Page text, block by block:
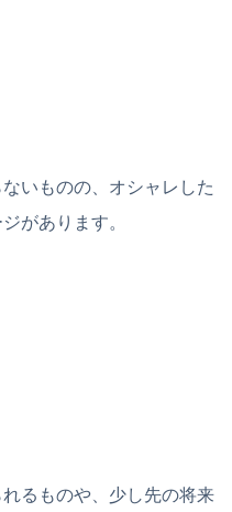
いものの、オシャレした
があります。
れるものや、少し先の将来